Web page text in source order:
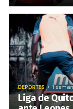
DEPORTES 1
Liga de